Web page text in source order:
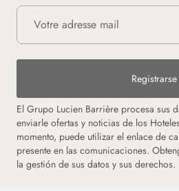
Registrarse
El Grupo Lucien Barrière procesa sus
enviarle ofertas y noticias de los
momento, puede utilizar el enlace de
presente en las comunicaciones.
la gestión de sus datos y sus derechos.